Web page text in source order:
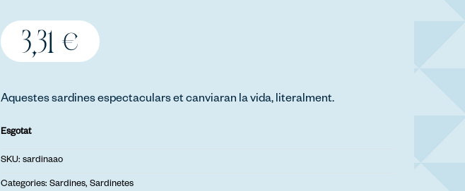
3,31 €
Aquestes sardines espectaculars et canviaran la vida, literalment.
Esgotat
SKU: sardinaao
Categories: Sardines, Sardinetes